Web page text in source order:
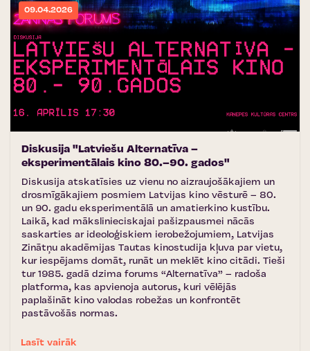
09.04.2026
Diskusija "Latviešu Alternatīva –
eksperimentālais kino 80.–90. gados"
Diskusija atskatīsies uz vienu no aizraujošākajiem un
drosmīgākajiem posmiem Latvijas kino vēsturē – 80.
un 90. gadu eksperimentālā un amatierkino kustību.
Laikā, kad mākslinieciskajai pašizpausmei nācās
saskarties ar ideoloģiskiem ierobežojumiem, Latvijas
Zinātņu akadēmijas Tautas kinostudija kļuva par vietu,
kur iespējams domāt, runāt un meklēt kino citādi. Tieši
tur 1985. gadā dzima forums “Alternatīva” – radoša
platforma, kas apvienoja autorus, kuri vēlējās
paplašināt kino valodas robežas un konfrontēt
pastāvošās normas.
Lasīt vairāk